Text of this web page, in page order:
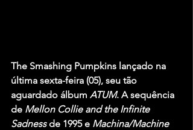
The Smashing Pumpkins lançado na
última sexta-feira (05), seu tão
aguardado álbum ATUM. A sequência
de Mellon Collie and the Infinite
Sadness de 1995 e Machina/Machine